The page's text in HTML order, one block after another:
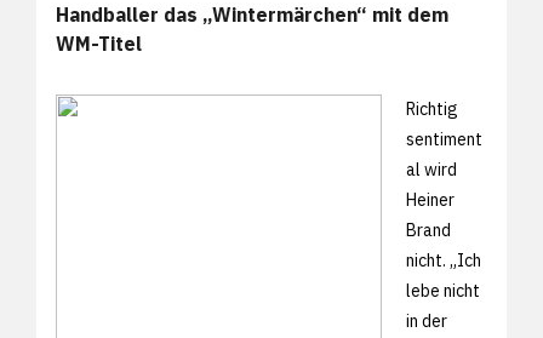
Handballer das „Wintermärchen“ mit dem
WM-Titel
Richtig
sentiment
al wird
Heiner
Brand
nicht. „Ich
lebe nicht
in der